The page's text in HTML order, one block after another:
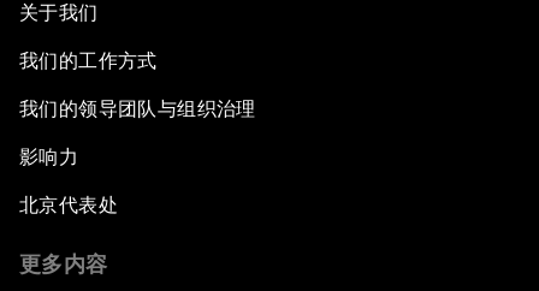
关于我们
我们的工作方式
我们的领导团队与组织治理
影响力
北京代表处
更多内容